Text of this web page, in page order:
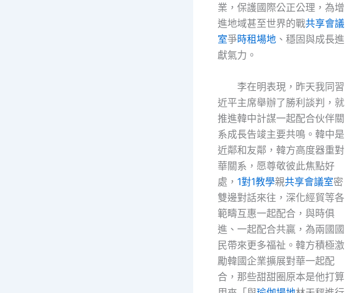
業，保護國際公正公理，為增
進地域甚至世界的戰共享會議
室爭時租場地 、穩固與成長進
獻氣力。
李在明表現，昨天我同習
近平主席舉辦了勝利談判，就
推進韓中計謀一起配合伙伴關
系成長告竣主要共鳴。韓中是
近鄰和友鄰，韓方高度器重對
華關系，愿尊敬彼此焦點好
處， 1對1教學親共享會議室密
雙邊對話來往，深化經貿等各
範疇互惠一起配合，與時俱
進、一起配合共贏，為兩國國
民帶來更多福祉。韓方積極激
勵韓國企業擴展對華一起配
合，那些甜甜圈原本是他打算